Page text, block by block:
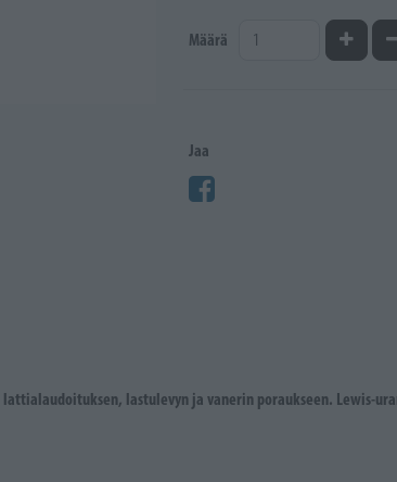
Määrä Kasvata
Jaa
lastulevyn ja vanerin poraukseen. Lewis-